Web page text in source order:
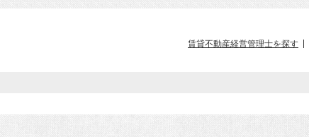
賃貸不動産経営管理士を探す